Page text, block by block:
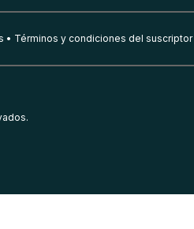
Términos y condiciones del suscriptor